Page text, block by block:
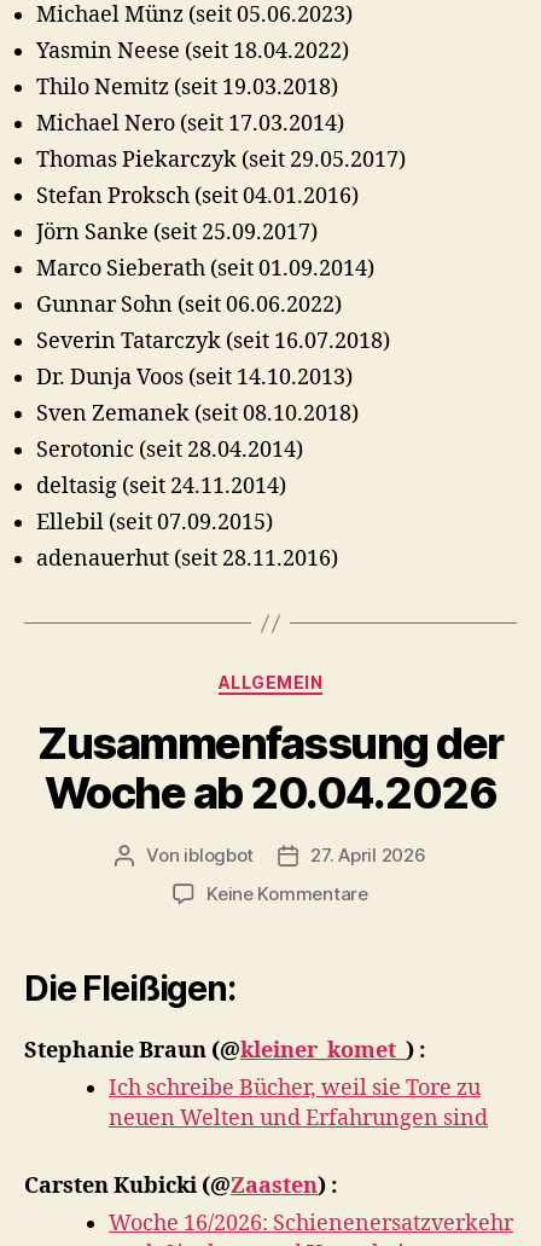
Michael Münz (seit 05.06.2023)
Yasmin Neese (seit 18.04.2022)
Thilo Nemitz (seit 19.03.2018)
Michael Nero (seit 17.03.2014)
Thomas Piekarczyk (seit 29.05.2017)
Stefan Proksch (seit 04.01.2016)
Jörn Sanke (seit 25.09.2017)
Marco Sieberath (seit 01.09.2014)
Gunnar Sohn (seit 06.06.2022)
Severin Tatarczyk (seit 16.07.2018)
Dr. Dunja Voos (seit 14.10.2013)
Sven Zemanek (seit 08.10.2018)
Serotonic (seit 28.04.2014)
deltasig (seit 24.11.2014)
Ellebil (seit 07.09.2015)
adenauerhut (seit 28.11.2016)
Kategorien
ALLGEMEIN
Zusammenfassung der
Woche ab 20.04.2026
Beitragsautor
Von iblogbot Veröffentlichungsdatum
27. April 2026
Keine Kommentarezu
Die Fleißigen:
Stephanie Braun (@kleiner_komet_ ) :
Ich schreibe Bücher, weil sie Tore zu
neuen Welten und Erfahrungen sind
Carsten Kubicki (@Zaasten) :
Woche 16/2026: Schienenersatzverkehr